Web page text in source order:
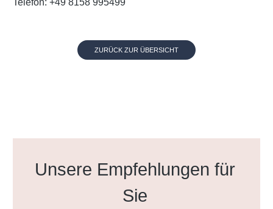
Telefon: +49 8158 995499
ZURÜCK ZUR ÜBERSICHT
Produktgalerie überspringen
Unsere Empfehlungen für
Sie